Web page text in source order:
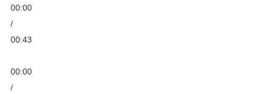
00:00
/
00:43
00:00
/